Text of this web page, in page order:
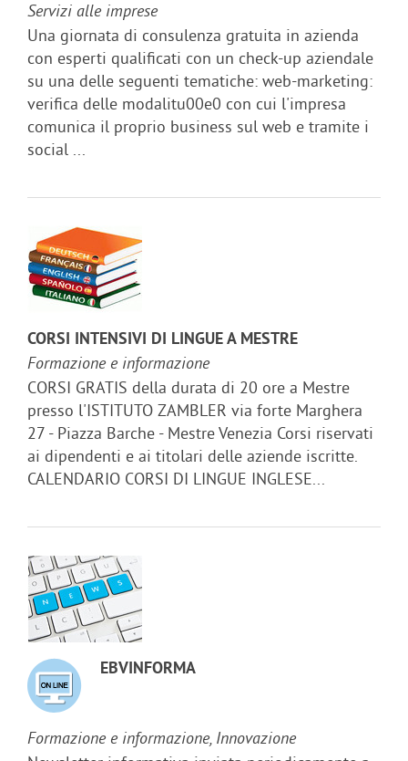
Servizi alle imprese
Una giornata di consulenza gratuita in azienda
con esperti qualificati con un check-up aziendale
su una delle seguenti tematiche: web-marketing:
verifica delle modalitu00e0 con cui l'impresa
comunica il proprio business sul web e tramite i
social ...
CORSI INTENSIVI DI LINGUE A MESTRE
Formazione e informazione
CORSI GRATIS della durata di 20 ore a Mestre
presso l'ISTITUTO ZAMBLER via forte Marghera
27 - Piazza Barche - Mestre Venezia Corsi riservati
ai dipendenti e ai titolari delle aziende iscritte.
CALENDARIO CORSI DI LINGUE INGLESE...
EBVINFORMA
Formazione e informazione, Innovazione